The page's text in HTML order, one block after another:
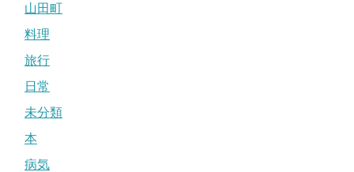
山田町
料理
旅行
日常
未分類
本
病気